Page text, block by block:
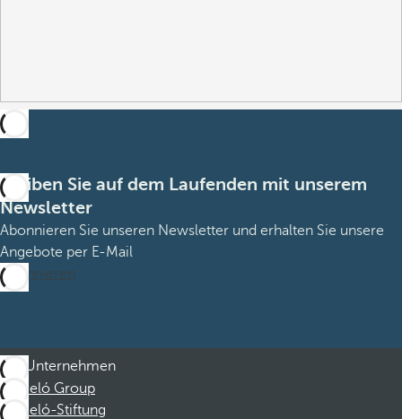
Bleiben Sie auf dem Laufenden mit unserem
Newsletter
Abonnieren Sie unseren Newsletter und erhalten Sie unsere
Angebote per E-Mail
Abonnieren
Unternehmen
Barceló Group
Barceló-Stiftung